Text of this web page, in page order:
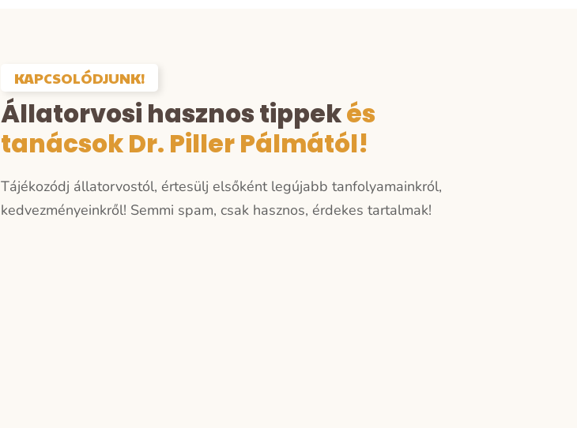
KAPCSOLÓDJUNK!
Állatorvosi hasznos tippekés
tanácsok Dr. Piller Pálmától!
Tájékozódj állatorvostól, értesülj elsőként legújabb tanfolyamainkról,
kedvezményeinkről! Semmi spam, csak hasznos, érdekes tartalmak!